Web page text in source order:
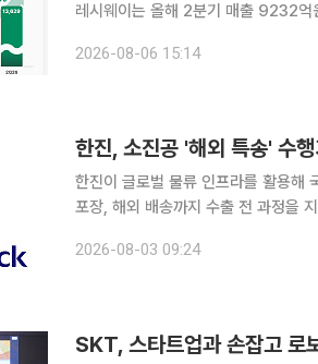
레시웨이는 올해 2분기 매출 9232
쟁력 강화를 위한 전략적 투자 영향
2026-08-06 15:14
한진, 소진공 '해외 특송' 수
한진이 글로벌 물류 인프라를 활용해
포장, 해외 배송까지 수출 전 과정을 지
2026-08-03 09:24